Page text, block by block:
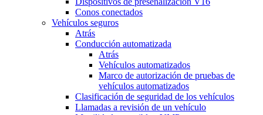
Conos conectados
Vehículos seguros
Atrás
Conducción automatizada
Atrás
Vehículos automatizados
Marco de autorización de pruebas de
vehículos automatizados
Clasificación de seguridad de los vehículos
Llamadas a revisión de un vehículo